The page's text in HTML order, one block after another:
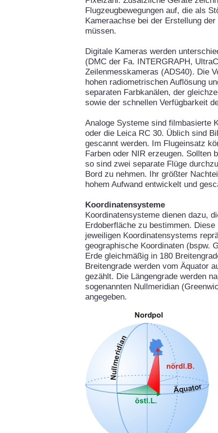
Flugzeugbewegungen auf, die als
Kameraachse bei der Erstellung
müssen.
Digitale Kameras werden
(DMC der Fa. INTERGRAPH,
Zeilenmesskameras (ADS40). Die
hohen radiometrischen Auflösung
separaten Farbkanälen, der
sowie der schnellen Verfügbarkeit
Analoge Systeme sind filmbasierte
oder die Leica RC 30. Üblich sind
gescannt werden. Im Flugeinsatz
Farben oder NIR erzeugen. Sollten
so sind zwei separate Flüge
Bord zu nehmen. Ihr größter
hohem Aufwand entwickelt und
Koordinatensysteme
Koordinatensysteme dienen dazu,
Erdoberfläche zu bestimmen.
jeweiligen Koordinatensystems
geographische Koordinaten (bspw.
Erde gleichmäßig in 180
Breitengrade werden vom Äquator
gezählt. Die Längengrade werden
sogenannten Nullmeridian
angegeben.